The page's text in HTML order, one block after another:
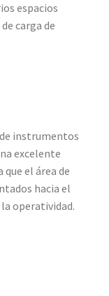
espacios
carga de
instrumentos
excelente
el área de
hacia el
operatividad.